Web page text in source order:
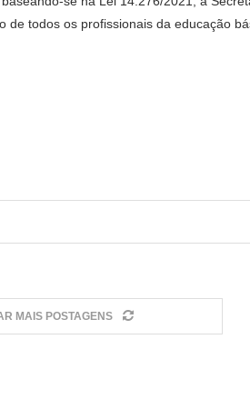
de todos os profissionais da educação
MAIS POSTAGENS